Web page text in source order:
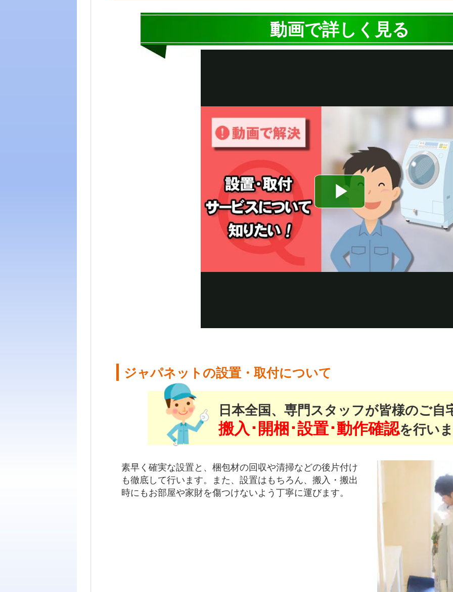
動画で詳しく見る
ジャパネットの設置・取付について
日本全国、専門スタッフが皆様のご自
搬入･開梱･設置･動作確認を行い
素早く確実な設置と、梱包材の回収や清掃などの後片付け
も徹底して行います。また、設置はもちろん、搬入・搬出
時にもお部屋や家財を傷つけないよう丁寧に運びます。